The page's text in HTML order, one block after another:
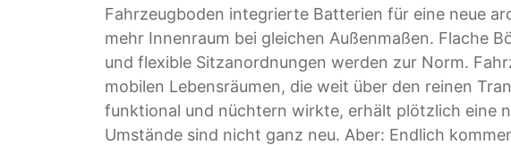
Fahrzeugboden integrierte Batterien für eine neue
mehr Innenraum bei gleichen Außenmaßen. Flache
und flexible Sitzanordnungen werden zur Norm.
mobilen Lebensräumen, die weit über den reinen
funktional und nüchtern wirkte, erhält plötzlich eine
Umstände sind nicht ganz neu. Aber: Endlich